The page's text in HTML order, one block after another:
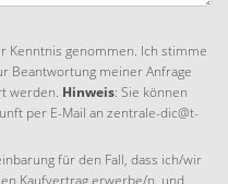
Kenntnis genommen. Ich stimme
Beantwortung meiner Anfrage
werden. Hinweis: Sie können
per E-Mail an zentrale-dic@t-
für den Fall, dass ich/wir
Kaufvertrag erwerbe/n, und